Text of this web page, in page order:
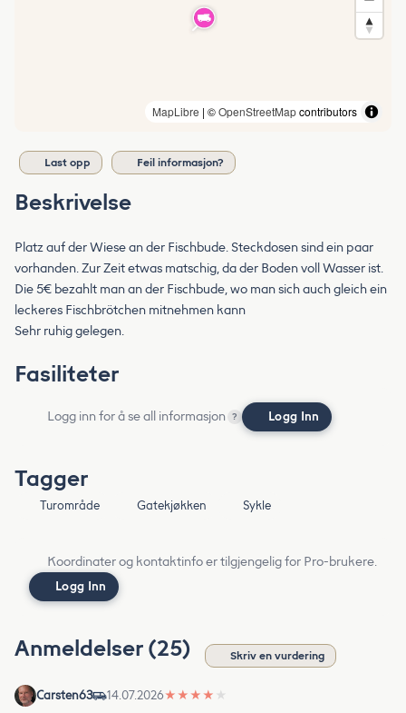
MapLibre | ©OpenStreetMapcontributors
Last opp Feil informasjon?
Beskrivelse
Platz auf der Wiese an der Fischbude. Steckdosen sind ein paar
vorhanden. Zur Zeit etwas matschig, da der Boden voll Wasser ist.
Die 5€ bezahlt man an der Fischbude, wo man sich auch gleich ein
leckeres Fischbrötchen mitnehmen kann
Sehr ruhig gelegen.
Fasiliteter
Logg inn for å se all informasjon ? Logg Inn
Tagger
Turområde Gatekjøkken Sykle
Koordinater og kontaktinfo er tilgjengelig for Pro-brukere.
Logg Inn
Anmeldelser (25) Skriv en vurdering
Carsten63 14.07.2026★ ★ ★ ★ ★